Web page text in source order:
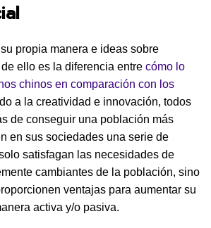
propia manera e ideas sobre
ello es la diferencia entre cómo lo
chinos en comparación con los
a la creatividad e innovación, todos
de conseguir una población más
en sus sociedades una serie de
satisfagan las necesidades de
cambiantes de la población, sino
ventajas para aumentar su
activa y/o pasiva.